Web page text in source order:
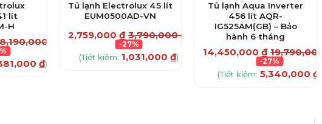
lít
H
₫)
Tủ lạnh Electrolux 45 lít
EUM0500AD-VN
2,759,000₫ 3,790,000₫
-27%
(Tiết kiệm: 1,031,000₫)
Tủ lạnh Aqua Inverter
456 lít AQR-
IG525AM(GB) – Bảo
hành 6 tháng
14,450,000₫ 19,790,000
-27%
(Tiết kiệm:5,340,000₫